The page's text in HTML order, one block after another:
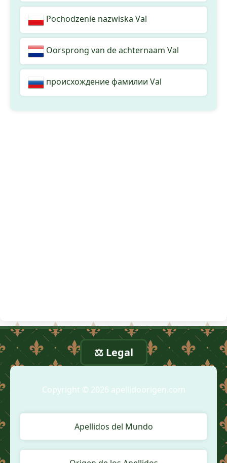
Pochodzenie nazwiska Val
Oorsprong van de achternaam Val
происхождение фамилии Val
⚖️ Legal
Copyright © 2026 apellidoorigen.com
Apellidos del Mundo